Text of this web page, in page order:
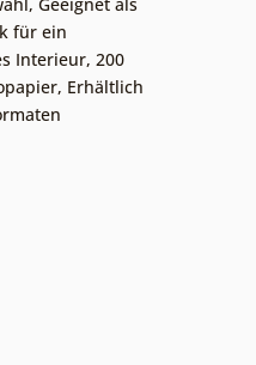
für ein
Interieur, 200
, Erhältlich